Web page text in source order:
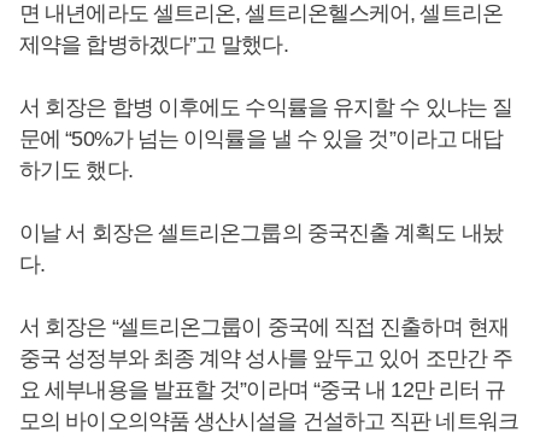
면 내년에라도 셀트리온, 셀트리온헬스케어, 셀트리온
제약을 합병하겠다”고 말했다.
서 회장은 합병 이후에도 수익률을 유지할 수 있냐는 질
문에 “50%가 넘는 이익률을 낼 수 있을 것”이라고 대답
하기도 했다.
이날 서 회장은 셀트리온그룹의 중국진출 계획도 내놨
다.
서 회장은 “셀트리온그룹이 중국에 직접 진출하며 현재
중국 성정부와 최종 계약 성사를 앞두고 있어 조만간 주
요 세부내용을 발표할 것”이라며 “중국 내 12만 리터 규
모의 바이오의약품 생산시설을 건설하고 직판 네트워크